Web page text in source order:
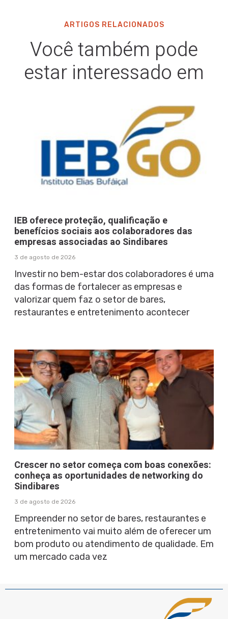
ARTIGOS RELACIONADOS
Você também pode
estar interessado em
IEB oferece proteção, qualificação e
benefícios sociais aos colaboradores das
empresas associadas ao Sindibares
3 de agosto de 2026
Investir no bem-estar dos colaboradores é uma
das formas de fortalecer as empresas e
valorizar quem faz o setor de bares,
restaurantes e entretenimento acontecer
Crescer no setor começa com boas conexões:
conheça as oportunidades de networking do
Sindibares
3 de agosto de 2026
Empreender no setor de bares, restaurantes e
entretenimento vai muito além de oferecer um
bom produto ou atendimento de qualidade. Em
um mercado cada vez